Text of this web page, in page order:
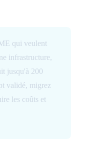
qui veulent
infrastructure,
jusqu'à 200
validé, migrez
les coûts et